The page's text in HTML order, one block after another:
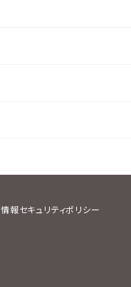
情報セキュリティポリシー